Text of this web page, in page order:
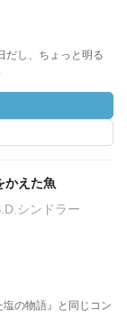
だし、ちょっと明る
かえた魚
シンドラー
の物語』と同じコン